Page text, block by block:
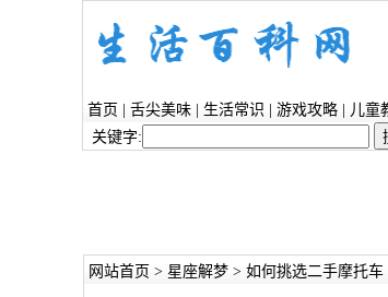
首页 舌尖美味| 生活常识 游戏攻略| 儿童
关键字:
网站首页 > 星座解梦> 如何挑选二手摩托车